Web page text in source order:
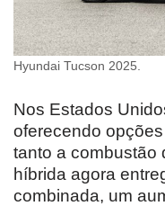
Hyundai Tucson 2025.
Nos Estados
oferecendo
tanto a combustão
híbrida agora
combinada, um